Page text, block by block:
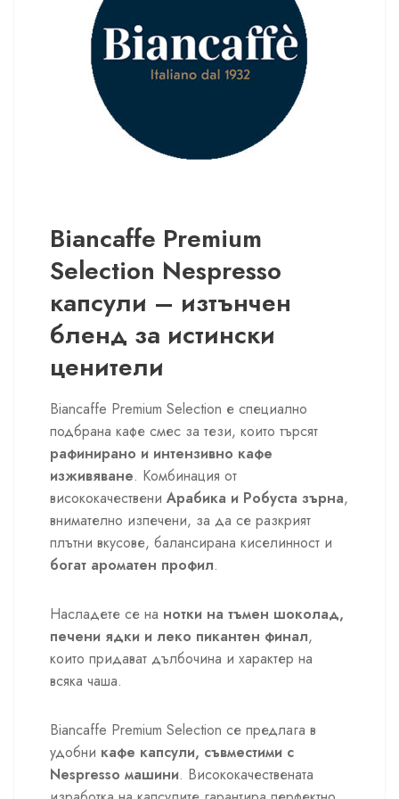
Biancaffe Premium
Selection Nespresso
капсули – изтънчен
бленд за истински
ценители
Biancaffe Premium Selection е специално
подбрана кафе смес за тези, които търсят
рафинирано и интензивно кафе
изживяване. Комбинация от
висококачествени Арабика и Робуста зърна,
внимателно изпечени, за да се разкрият
плътни вкусове, балансирана киселинност и
богат ароматен профил.
Насладете се на нотки на тъмен шоколад,
печени ядки и леко пикантен финал,
които придават дълбочина и характер на
всяка чаша.
Biancaffe Premium Selection се предлага в
удобни кафе капсули, съвместими с
Nespresso машини. Висококачествената